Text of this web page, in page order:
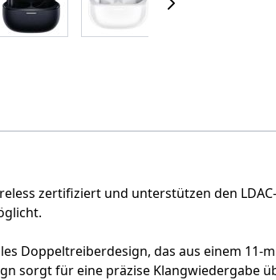
zertifiziert und unterstützen den
Doppeltreiberdesign, das aus einem
sorgt für eine präzise Klangwiedergabe